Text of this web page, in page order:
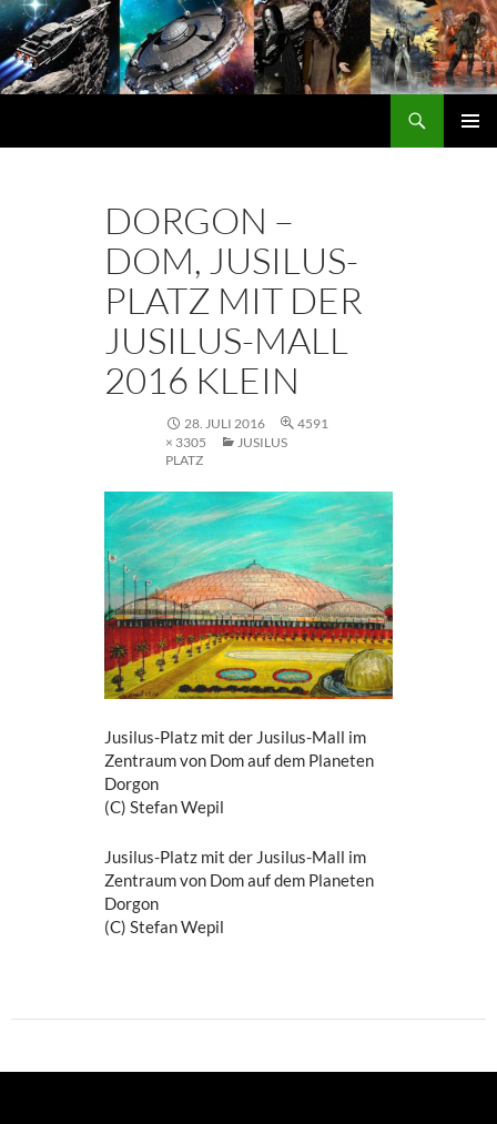
Zum
Inhalt
springen
DORGON –
DOM, JUSILUS-
PLATZ MIT DER
JUSILUS-MALL
2016 KLEIN
28. JULI 2016
4591
× 3305
JUSILUS
PLATZ
Jusilus-Platz mit der Jusilus-Mall im
Zentraum von Dom auf dem Planeten
Dorgon
(C) Stefan Wepil
Jusilus-Platz mit der Jusilus-Mall im
Zentraum von Dom auf dem Planeten
Dorgon
(C) Stefan Wepil